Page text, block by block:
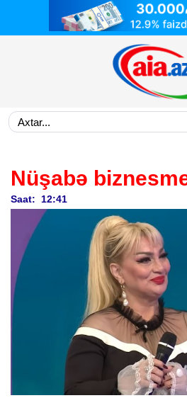
Nüşabə
Saat: 12:41